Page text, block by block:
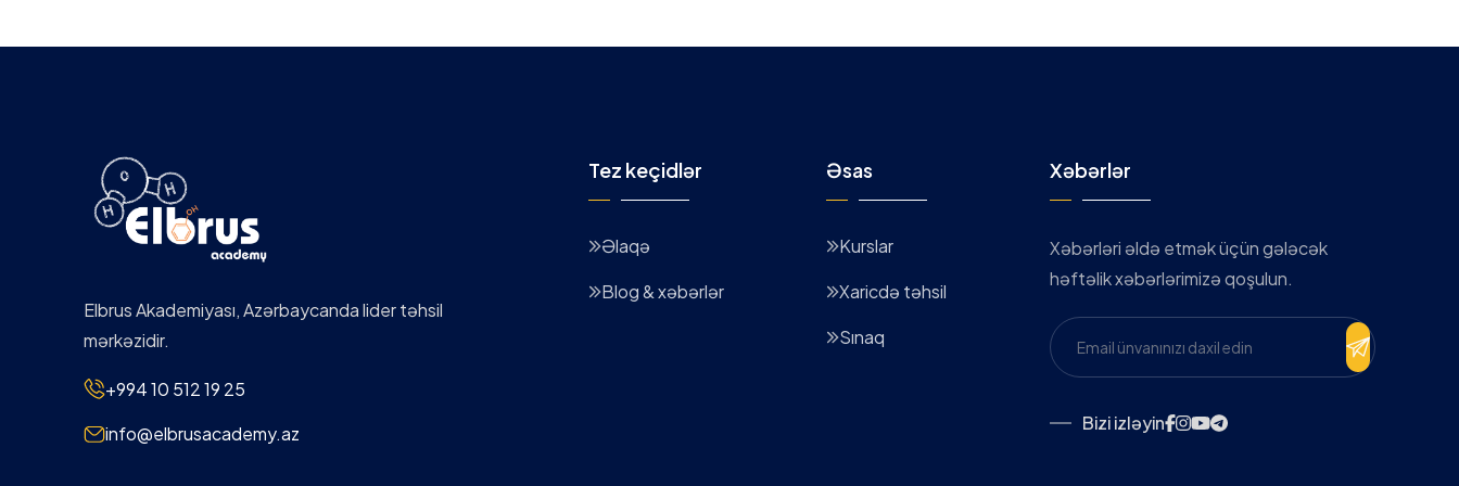
Elbrus Akademiyası, Azərbaycanda lider təhsil
mərkəzidir.
+994 10 512 19 25
info@elbrusacademy.az
Tez keçidlər
Əlaqə
Blog & xəbərlər
Əsas
Kurslar
Xaricdə təhsil
Sınaq
Xəbərlər
Xəbərləri əldə etmək üçün gələcək
həftəlik xəbərlərimizə qoşulun.
Bizi izləyin